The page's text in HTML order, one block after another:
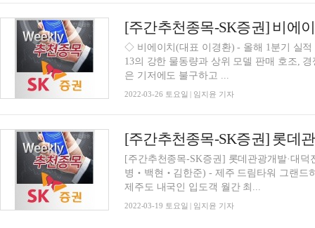
◇ 비에이치(대표 이경환) - 올해 1분기 실
13의 강한 물동량과 상위 모델 판매 호조,
은 기저에도 불구하고 ...
2022-03-26 토요일 | 임지윤 기자
[주간추천종목-SK증권] 롯데
[주간추천종목-SK증권] 롯데관광개발·대
병‧백현‧김한준) - 제주 드림타워 그랜드
제주도 내국인 입도객 월간 최...
2022-03-19 토요일 | 임지윤 기자